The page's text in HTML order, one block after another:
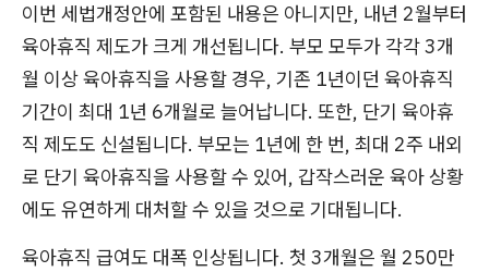
이번 세법개정안에 포함된 내용은 아니지만, 내년 2월부터
육아휴직 제도가 크게 개선됩니다. 부모 모두가 각각 3개
월 이상 육아휴직을 사용할 경우, 기존 1년이던 육아휴직
기간이 최대 1년 6개월로 늘어납니다. 또한, 단기 육아휴
직 제도도 신설됩니다. 부모는 1년에 한 번, 최대 2주 내외
로 단기 육아휴직을 사용할 수 있어, 갑작스러운 육아 상황
에도 유연하게 대처할 수 있을 것으로 기대됩니다.
육아휴직 급여도 대폭 인상됩니다. 첫 3개월은 월 250만